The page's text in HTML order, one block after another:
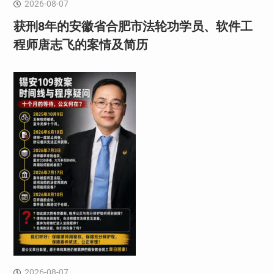
2026-08-07
获刑8年的安徽省合肥市法轮功学员、软件工
程师唐志飞的案情及简历